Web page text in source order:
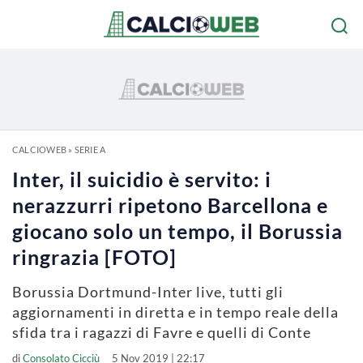
CALCIOWEB» SERIE A
Inter, il suicidio è servito: i
nerazzurri ripetono Barcellona e
giocano solo un tempo, il Borussia
ringrazia [FOTO]
Borussia Dortmund-Inter live, tutti gli
aggiornamenti in diretta e in tempo reale della
sfida tra i ragazzi di Favre e quelli di Conte
diConsolato Cicciù 5 Nov 2019 | 22:17